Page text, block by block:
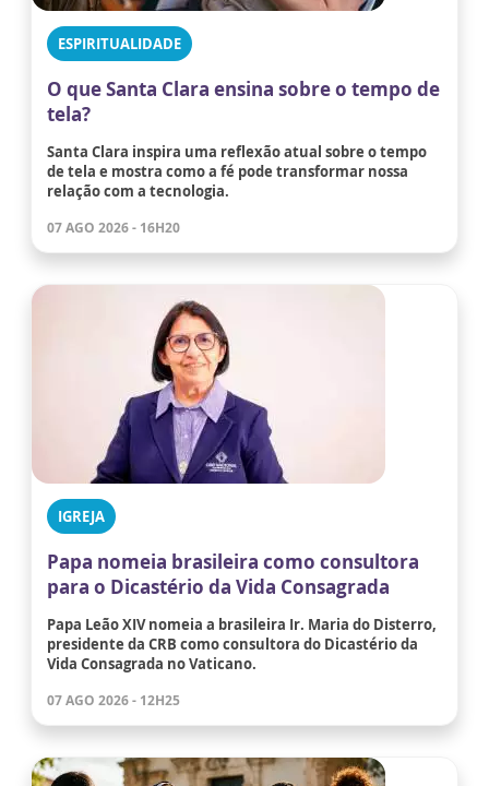
ESPIRITUALIDADE
O que Santa Clara ensina sobre o tempo de
tela?
Santa Clara inspira uma reflexão atual sobre o tempo
de tela e mostra como a fé pode transformar nossa
relação com a tecnologia.
07 AGO 2026 - 16H20
IGREJA
Papa nomeia brasileira como consultora
para o Dicastério da Vida Consagrada
Papa Leão XIV nomeia a brasileira Ir. Maria do Disterro,
presidente da CRB como consultora do Dicastério da
Vida Consagrada no Vaticano.
07 AGO 2026 - 12H25